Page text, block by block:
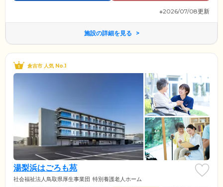
※2026/07/08更新
施設の詳細を見る
倉吉市 人気 No.1
湯梨浜はごろも苑
社会福祉法人鳥取県厚生事業団 特別養護老人ホーム